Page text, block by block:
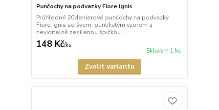
Punčochy na podvazky Fiore Ignis
Průhledné 20denierové punčochy na podvazky
Fiore Ignis se švem, puntíkatým vzorem a
neviditelně zesílenou špičkou.
148 Kč/ks
Skladem 1 ks
Zvolit variantu